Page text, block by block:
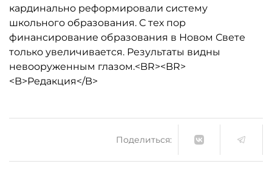
кардинально реформировали систему
школьного образования. С тех пор
финансирование образования в Новом Свете
только увеличивается. Результаты видны
невооруженным глазом.<BR><BR>
<B>Редакция</B>
Поделиться: